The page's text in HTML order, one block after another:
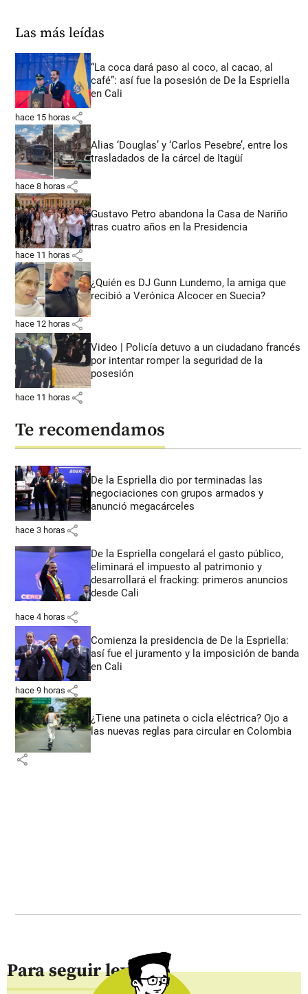
Las más leídas
“La coca dará paso al coco, al cacao, al
café”: así fue la posesión de De la Espriella
en Cali
hace 15 horas share
Alias ‘Douglas’ y ‘Carlos Pesebre’, entre los
trasladados de la cárcel de Itagüí
hace 8 horas share
Gustavo Petro abandona la Casa de Nariño
tras cuatro años en la Presidencia
hace 11 horas share
¿Quién es DJ Gunn Lundemo, la amiga que
recibió a Verónica Alcocer en Suecia?
hace 12 horas share
Video | Policía detuvo a un ciudadano francés
por intentar romper la seguridad de la
posesión
hace 11 horas share
Te recomendamos
De la Espriella dio por terminadas las
negociaciones con grupos armados y
anunció megacárceles
hace 3 horas share
De la Espriella congelará el gasto público,
eliminará el impuesto al patrimonio y
desarrollará el fracking: primeros anuncios
desde Cali
hace 4 horas share
Comienza la presidencia de De la Espriella:
así fue el juramento y la imposición de banda
en Cali
hace 9 horas share
¿Tiene una patineta o cicla eléctrica? Ojo a
las nuevas reglas para circular en Colombia
share
Para seguir leyendo